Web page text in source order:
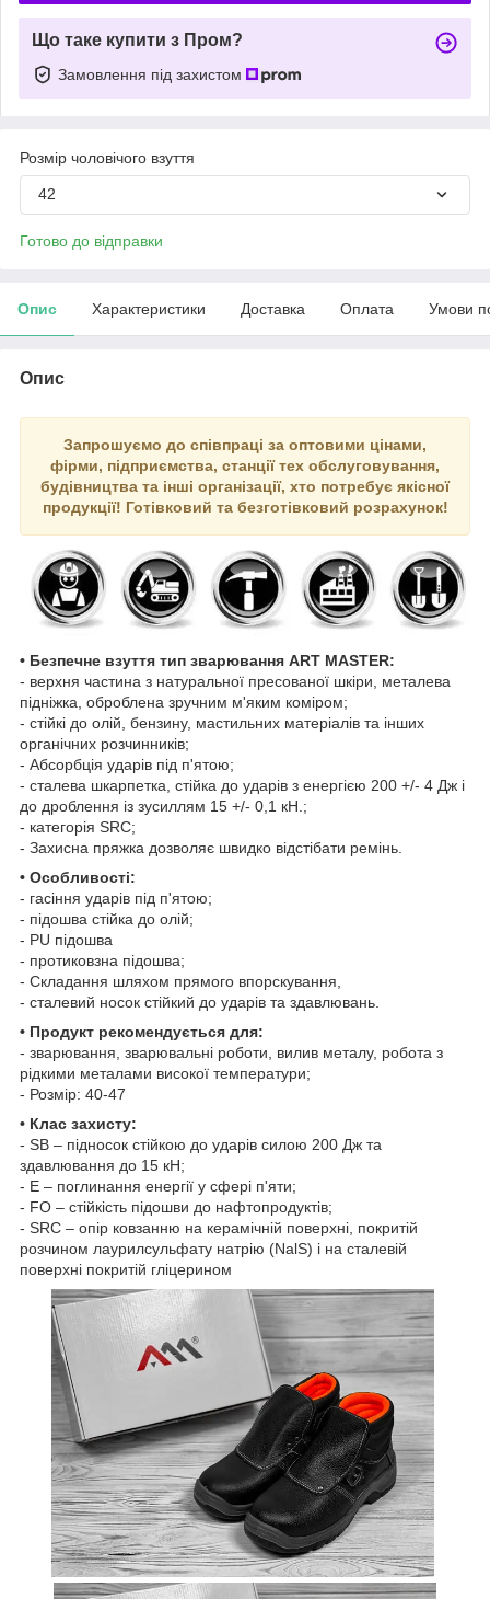
Що таке купити з Пром?
Замовлення під захистом
Розмір чоловічого взуття
42
Готово до відправки
Опис Характеристики Доставка Оплата Умови
Опис
Запрошуємо до співпраці за оптовими цінами,
фірми, підприємства, станції тех обслуговування,
будівництва та інші організації, хто потребує якісної
продукції! Готівковий та безготівковий розрахунок!
• Безпечне взуття тип зварювання ART MASTER:
- верхня частина з натуральної пресованої шкіри, металева
підніжка, оброблена зручним м'яким коміром;
- стійкі до олій, бензину, мастильних матеріалів та інших
органічних розчинників;
- Абсорбція ударів під п'ятою;
- сталева шкарпетка, стійка до ударів з енергією 200 +/- 4 Дж і
до дроблення із зусиллям 15 +/- 0,1 кН.;
- категорія SRC;
- Захисна пряжка дозволяє швидко відстібати ремінь.
• Особливості:
- гасіння ударів під п'ятою;
- підошва стійка до олій;
- PU підошва
- протиковзна підошва;
- Складання шляхом прямого впорскування,
- сталевий носок стійкий до ударів та здавлювань.
• Продукт рекомендується для:
- зварювання, зварювальні роботи, вилив металу, робота з
рідкими металами високої температури;
- Розмір: 40-47
• Клас захисту:
- SB – підносок стійкою до ударів силою 200 Дж та
здавлювання до 15 кН;
- E – поглинання енергії у сфері п'яти;
- FO – стійкість підошви до нафтопродуктів;
- SRC – опір ковзанню на керамічній поверхні, покритій
розчином лаурилсульфату натрію (NalS) і на сталевій
поверхні покритій гліцерином